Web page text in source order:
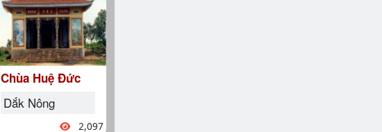
Chùa Huệ Đức
Dắk Nông
2,097